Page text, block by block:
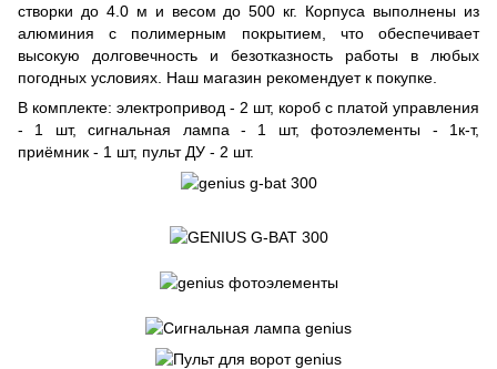
створки до 4.0 м и весом до 500 кг. Корпуса выполнены из
алюминия с полимерным покрытием, что обеспечивает
высокую долговечность и безотказность работы в любых
погодных условиях. Наш магазин рекомендует к покупке.
В комплекте: электропривод - 2 шт, короб с платой управления
- 1 шт, сигнальная лампа - 1 шт, фотоэлементы - 1к-т,
приёмник - 1 шт, пульт ДУ - 2 шт.